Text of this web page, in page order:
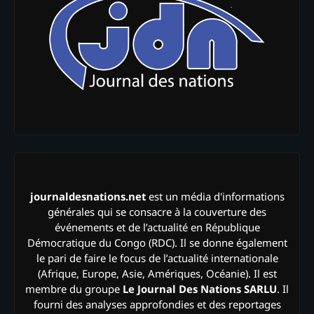
journaldesnations.netest un média d'informations
générales qui se consacre à la couverture des
événements et de l’actualité en République
Démocratique du Congo (RDC). Il se donne également
le pari de faire le focus de l’actualité internationale
(Afrique, Europe, Asie, Amériques, Océanie). Il est
membre du groupe Le Journal Des Nations SARLU. Il
fourni des analyses approfondies et des reportages